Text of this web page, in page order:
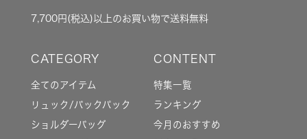
7,700円(税込)以上のお買い物で送料無料
全てのアイテム
リュック/バックパック
ショルダーバッグ
特集一覧
ランキング
今月のおすすめ